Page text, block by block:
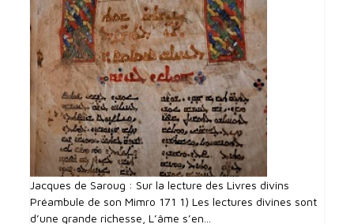
Jacques de Saroug : Sur la lecture des Livres divins
Préambule de son Mimro 171 1) Les lectures divines sont
d’une grande richesse, L’âme s’en...